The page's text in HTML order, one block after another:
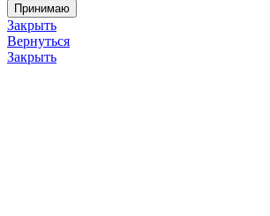
Принимаю
Закрыть
Вернуться
Закрыть